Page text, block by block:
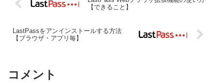
【できること】
LastPassをアンインストールする方法
【ブラウザ・アプリ毎】
コメント